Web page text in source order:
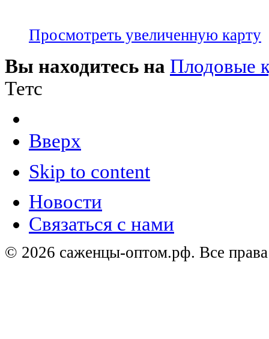
Просмотреть увеличенную карту
Вы находитесь на Плодовые
Тетс
Вверх
Skip to content
Новости
Связаться с нами
© 2026 саженцы-оптом.рф. Все